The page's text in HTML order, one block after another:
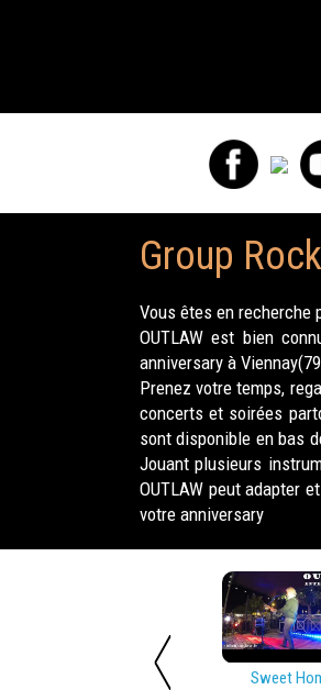
Group
Vous êtes en recherche
OUTLAW est bien
anniversary à
Prenez votre temps,
concerts et soirées
sont disponible en bas
Jouant plusieurs
OUTLAW peut adapter
votre anniversary
Sweet